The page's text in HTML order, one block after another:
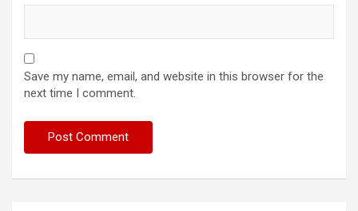
Save my name, email, and website in this browser for the
next time I comment.